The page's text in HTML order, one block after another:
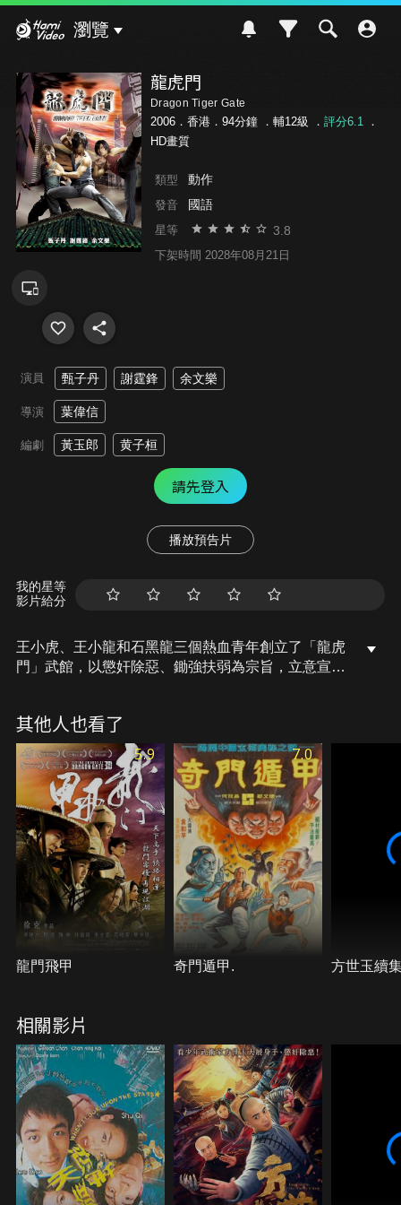
瀏覽
龍虎門
Dragon Tiger Gate
2006．香港．94分鐘 ． 輔12級 ． 評分6.1．
HD畫質
類型 動作
發音 國語
星等 3.8
下架時間 2028年08月21日
演員 甄子丹 謝霆鋒 余文樂
導演 葉偉信
編劇 黃玉郎 黄子桓
請先登入
播放預告片
我的星等
影片給分
王小虎、王小龍和石黑龍三個熱血青年創立了「龍虎
門」武館，以懲奸除惡、鋤強扶弱為宗旨，立意宣揚
幕驚天動地的正邪對決。
其他人也看了
5.9
龍門飛甲
7.0
奇門遁甲. 方世玉續
相關影片